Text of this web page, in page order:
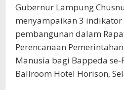
Gubernur Lampung
menyampaikan 3 indikator
pembangunan dalam
Perencanaan
Manusia bagi Bappeda
Ballroom Hotel Horison,